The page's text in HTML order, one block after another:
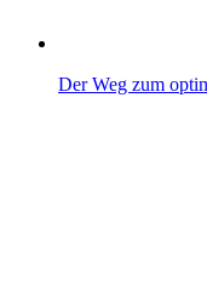
Der Weg zum